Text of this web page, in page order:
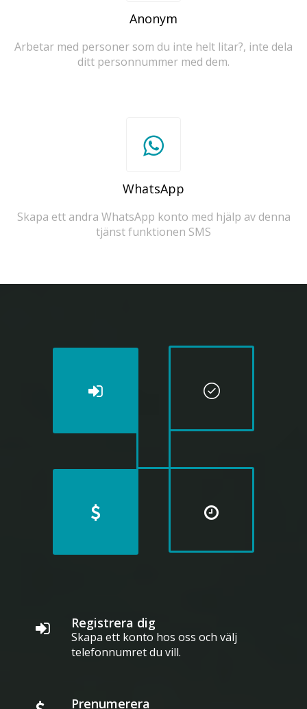
Anonym
Arbetar med personer som du inte helt litar?, inte dela
ditt personnummer med dem.
WhatsApp
Skapa ett andra WhatsApp konto med hjälp av denna
tjänst funktionen SMS
Registrera dig
Skapa ett konto hos oss och välj
telefonnumret du vill.
Prenumerera